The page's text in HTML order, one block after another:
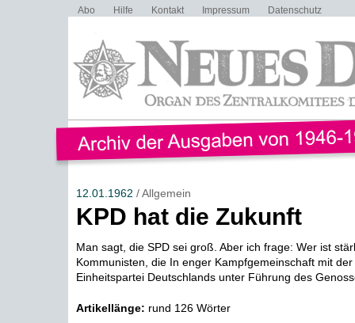
Abo Hilfe Kontakt Impressum Datenschutz
12.01.1962 / Allgemein
KPD hat die Zukunft
Man sagt, die SPD sei groß. Aber ich frage: Wer ist
Kommunisten, die In enger Kampfgemeinschaft mit
Einheitspartei Deutschlands unter Führung des
Artikellänge: rund 126 Wörter